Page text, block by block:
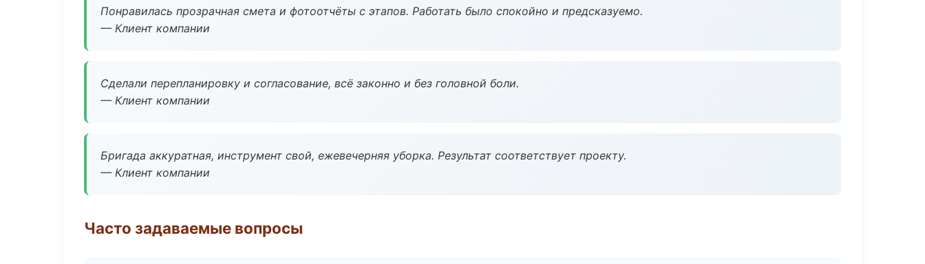
Понравилась прозрачная смета и фотоотчёты с этапов. Работать было спокойно и предсказуемо.
— Клиент компании
Сделали перепланировку и согласование, всё законно и без головной боли.
— Клиент компании
Бригада аккуратная, инструмент свой, ежевечерняя уборка. Результат соответствует проекту.
— Клиент компании
Часто задаваемые вопросы